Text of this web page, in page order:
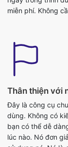
Thân thiện với
dùng. Không có
bạn có thể dễ
lúc nào. Nó đơn
sử dụng nó. Nó là
chuyển đổi các
bạn phải làm là